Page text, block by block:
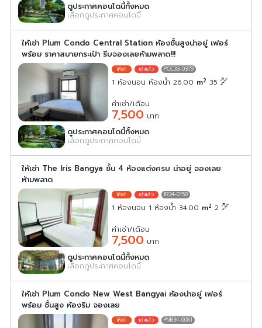
ดูประกาศคอนโดนี้ทั้งหมด
เลือกดูประกาศคอนโดนี้
ให้เช่า Plum Condo Central Station ห้องชั้นสูงน่าอยู่ เฟอร์
พร้อม ราคาสบายกระเป๋า รีบจองเลยห้ามพลาด!!!
PCC33-0379
1 ห้องนอน ห้องน้ำ 26.00 m2 35
ค่าเช่า/เดือน
7,500 บาท
ดูประกาศคอนโดนี้ทั้งหมด
เลือกดูประกาศคอนโดนี้
ให้เช่า The Iris Bangya ชั้น 4 ห้องแต่งครบ น่าอยู่ จองเลย
ห้ามพลาด
IR34-0150
1 ห้องนอน 1 ห้องน้ำ 34.00 m2 2
ค่าเช่า/เดือน
7,500 บาท
ดูประกาศคอนโดนี้ทั้งหมด
เลือกดูประกาศคอนโดนี้
ให้เช่า Plum Condo New West Bangyai ห้องน่าอยู่ เฟอร์
พร้อม ชั้นสูง ห้องริม จองเลย
PNB34-0081